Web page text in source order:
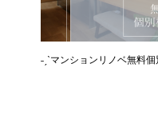
˗ˏˋマンションリノベ無料個